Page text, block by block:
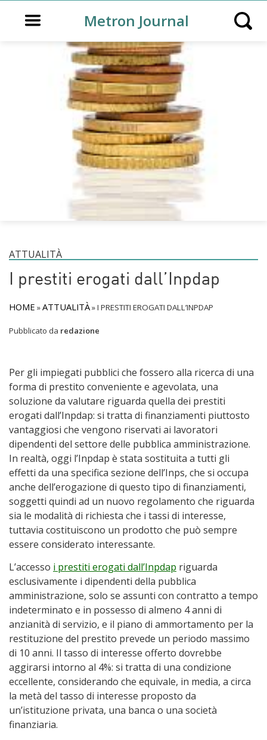
Open main menuMetron Journal Open
ATTUALITÀ
I prestiti erogati dall’Inpdap
HOME »ATTUALITÀ»I PRESTITI EROGATI DALL’INPDAP
Pubblicato da redazione
Per gli impiegati pubblici che fossero alla ricerca di una
forma di prestito conveniente e agevolata, una
soluzione da valutare riguarda quella dei prestiti
erogati dall’Inpdap: si tratta di finanziamenti piuttosto
vantaggiosi che vengono riservati ai lavoratori
dipendenti del settore delle pubblica amministrazione.
In realtà, oggi l’Inpdap è stata sostituita a tutti gli
effetti da una specifica sezione dell’Inps, che si occupa
anche dell’erogazione di questo tipo di finanziamenti,
soggetti quindi ad un nuovo regolamento che riguarda
sia le modalità di richiesta che i tassi di interesse,
tuttavia costituiscono un prodotto che può sempre
essere considerato interessante.
L’accesso i prestiti erogati dall’Inpdap riguarda
esclusivamente i dipendenti della pubblica
amministrazione, solo se assunti con contratto a tempo
indeterminato e in possesso di almeno 4 anni di
anzianità di servizio, e il piano di ammortamento per la
restituzione del prestito prevede un periodo massimo
di 10 anni. Il tasso di interesse offerto dovrebbe
aggirarsi intorno al 4%: si tratta di una condizione
eccellente, considerando che equivale, in media, a circa
la metà del tasso di interesse proposto da
un’istituzione privata, una banca o una società
finanziaria.